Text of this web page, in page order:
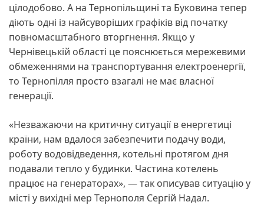
цілодобово. А на Тернопільщині та Буковина тепер
діють одні із найсуворіших графіків від початку
повномасштабного вторгнення. Якщо у
Чернівецькій області це пояснюється мережевими
обмеженнями на транспортування електроенергії,
то Тернопілля просто взагалі не має власної
генерації.
«Незважаючи на критичну ситуації в енергетиці
країни, нам вдалося забезпечити подачу води,
роботу водовідведення, котельні протягом дня
подавали тепло у будинки. Частина котелень
працює на генераторах», — так описував ситуацію у
місті у вихідні мер Тернополя Сергій Надал.